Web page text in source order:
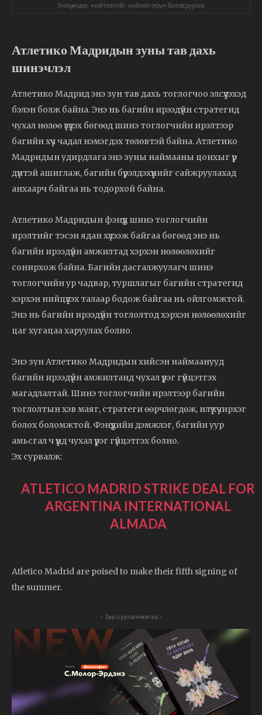
Энэхүү мэдээ, нийтлэлийг хиймэл оюун боловсруулав.
Атлетико Мадридын зуны тав дахь
шинэчлэл
Атлетико Мадрид энэ зун тав дахь тоглогчоо элсүүлэхэд
бэлэн болж байна. Энэ нь багийн ирээдүйн стратегид
чухал нөлөө үзүүлэх бөгөөд шинэ тоглогчийн ирэлтээр
багийн хүч чадал нэмэгдэх төлөвтэй байна. Атлетико
Мадридын удирдлага энэ зуны наймааны цонхыг үр
дүнтэй ашиглаж, багийн бүрэлдэхүүнийг сайжруулахад
анхаарч байгаа нь тодорхой байна.
Атлетико Мадридын фэнүүд шинэ тоглогчийн
ирэлтийг тэсэн ядан хүлээж байгаа бөгөөд энэ нь
багийн ирээдүйн амжилтад хэрхэн нөлөөлөхийг
сонирхож байна. Багийн дасгалжуулагч шинэ
тоглогчийн ур чадвар, туршлагыг багийн стратегид
хэрхэн нийцүүлэх талаар бодож байгаа нь ойлгомжтой.
Энэ нь багийн ирээдүйн тоглолтод хэрхэн нөлөөлөхийг
цаг хугацаа харуулах болно.
Энэ зун Атлетико Мадридын хийсэн наймаанууд
багийн ирээдүйн амжилтанд чухал үүрэг гүйцэтгэх
магадлалтай. Шинэ тоглогчийн ирэлтээр багийн
тоглолтын хэв маяг, стратеги өөрчлөгдөж, илүү хүчирхэг
болох боломжтой. Фэнүүдийн дэмжлэг, багийн уур
амьсгал ч үүнд чухал үүрэг гүйцэтгэх болно.
Эх сурвалж:
ATLETICO MADRID STRIKE DEAL FOR
ARGENTINA INTERNATIONAL
ALMADA
Atletico Madrid are poised to make their fifth signing of
the summer.
- Зар сурталчилгаа -